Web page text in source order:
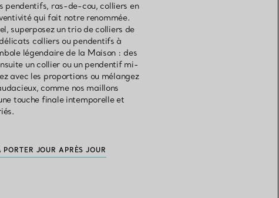
pendentifs, ras-de-cou, colliers en
qui fait notre renommée.
superposez un trio de colliers de
colliers ou pendentifs à
légendaire de la Maison : des
un collier ou un pendentif mi-
avec les proportions ou mélangez
comme nos maillons
touche finale intemporelle et
JOUR APRÈS JOUR